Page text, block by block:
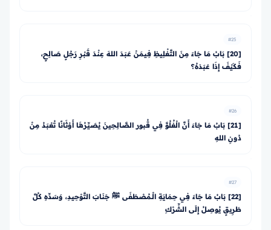
#25
[20] بَابُ مَا جَاءَ مِنَ التَّغْلِيظِ فِيمَنْ عَبَدَ اللهَ عِنْدَ قَبْرِ رَجُلٍ صَالِحٍ،
فَكَيْفَ إِذَا عَبَدَهُ؟
#26
[21] بَابُ مَا جَاءَ أَنَّ الْغُلُوَّ فِي قُبور الصَّالِحِينَ يُصَيِّرُهَا أَوْثَانًا تُعْبَدُ مِنْ
دُونِ اللهِ
#27
[22] بَابُ مَا جَاءَ فِي حِمَايَةِ الْـمُصْطَفَى ﷺ جَنَابَ التَّوْحِيدِ، وَسَدِّهِ كُلَّ
طَرِيقٍ يُوصِلُ إِلَى الشِّرْكِ